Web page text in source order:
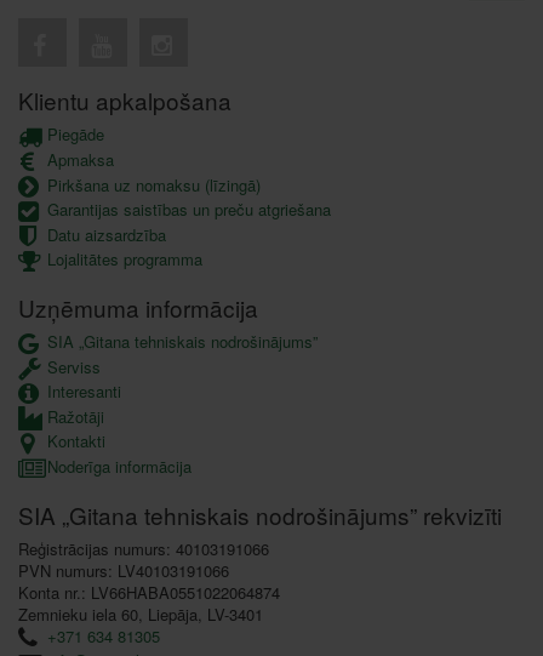
Klientu apkalpošana
Piegāde
Apmaksa
Pirkšana uz nomaksu (līzingā)
Garantijas saistības un preču atgriešana
Datu aizsardzība
Lojalitātes programma
Uzņēmuma informācija
SIA „Gitana tehniskais nodrošinājums”
Serviss
Interesanti
Ražotāji
Kontakti
Noderīga informācija
SIA „Gitana tehniskais nodrošinājums” rekvizīti
Reģistrācijas numurs: 40103191066
PVN numurs: LV40103191066
Konta nr.: LV66HABA0551022064874
Zemnieku iela 60, Liepāja, LV-3401
+371 634 81305